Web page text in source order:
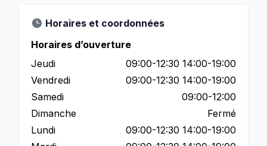
Horaires et coordonnées
Horaires d’ouverture
Jeudi
09:00-12:30 14:00-19:00
Vendredi
09:00-12:30 14:00-19:00
Samedi
09:00-12:00
Dimanche
Fermé
Lundi
09:00-12:30 14:00-19:00